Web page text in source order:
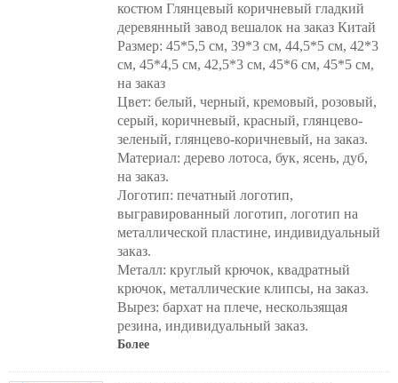
костюм Глянцевый коричневый гладкий
деревянный завод вешалок на заказ Китай
Размер: 45*5,5 см, 39*3 см, 44,5*5 см, 42*3
см, 45*4,5 см, 42,5*3 см, 45*6 см, 45*5 см,
на заказ
Цвет: белый, черный, кремовый, розовый,
серый, коричневый, красный, глянцево-
зеленый, глянцево-коричневый, на заказ.
Материал: дерево лотоса, бук, ясень, дуб,
на заказ.
Логотип: печатный логотип,
выгравированный логотип, логотип на
металлической пластине, индивидуальный
заказ.
Металл: круглый крючок, квадратный
крючок, металлические клипсы, на заказ.
Вырез: бархат на плече, нескользящая
резина, индивидуальный заказ.
Более